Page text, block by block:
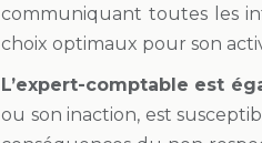
communiquant toutes les
choix optimaux pour son
L’expert-comptable est
ou son inaction, est